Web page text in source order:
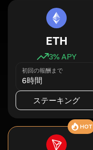
ETH
3% APY
初回の報酬まで
6時間
ステーキング
HOT